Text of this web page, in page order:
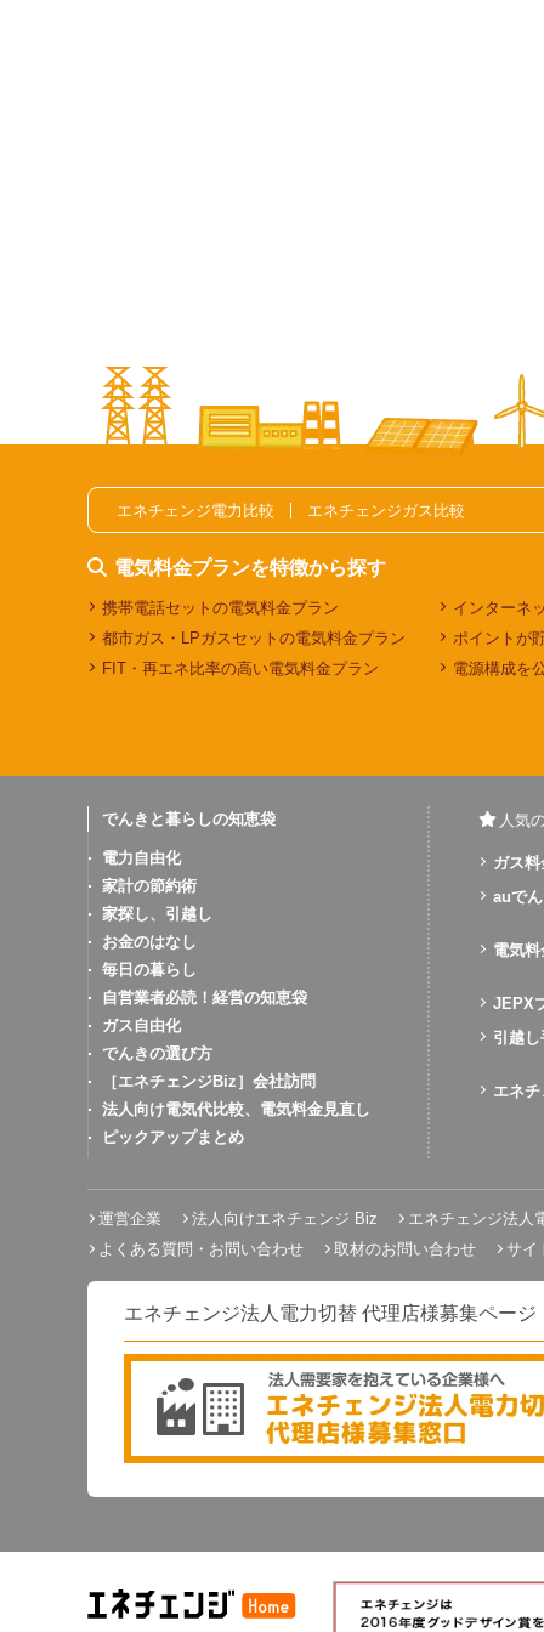
エネチェンジ電力比較 エネチェンジガス比較
電気料金プランを特徴から探す
携帯電話セットの電気料金プラン
インターネ
都市ガス・LPガスセットの電気料金プラン
ポイントが
FIT・再エネ比率の高い電気料金プラン
電源構成を
でんきと暮らしの知恵袋
電力自由化
家計の節約術
家探し、引越し
お金のはなし
毎日の暮らし
自営業者必読！経営の知恵袋
ガス自由化
でんきの選び方
［エネチェンジBiz］会社訪問
法人向け電気代比較、電気料金見直し
ピックアップまとめ
人気
ガス
auでん
電気
JEPX
引越し
エネ
運営企業 法人向けエネチェンジ Biz エネチェンジ法人
よくある質問・お問い合わせ
取材のお問い合わせ サイ
エネチェンジ法人電力切替 代理店様募集ページ